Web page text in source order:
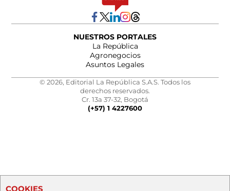
NUESTROS PORTALES
La República
Agronegocios
Asuntos Legales
© 2026, Editorial La República S.A.S. Todos los
derechos reservados.
Cr. 13a 37-32, Bogotá
(+57) 1 4227600
COOKIES